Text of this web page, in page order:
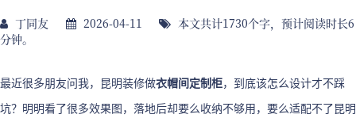
丁同友 2026-04-11
本文共计1730个字，预计阅读时长6
分钟。
最近很多朋友问我，昆明装修做衣帽间定制柜，到底该怎么设计才不踩
坑？明明看了很多效果图，落地后却要么收纳不够用，要么适配不了昆明